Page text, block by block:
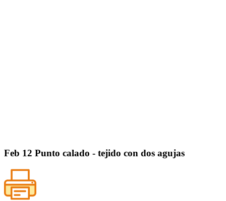
Feb 12 Punto calado - tejido con dos agujas